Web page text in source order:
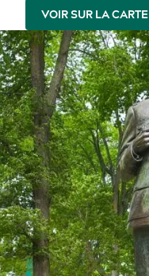
VOIR SUR LA CARTE